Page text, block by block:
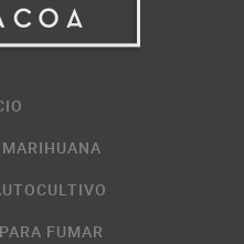
FUMAR